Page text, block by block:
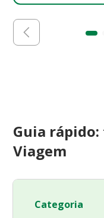
Guia
Viagem
Categoria